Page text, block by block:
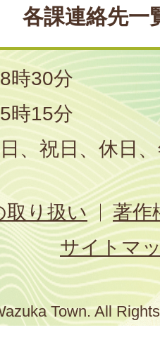
各課連絡先一
時30分
時15分
日、祝日、休日
取り扱い
著作
サイトマ
Town. All